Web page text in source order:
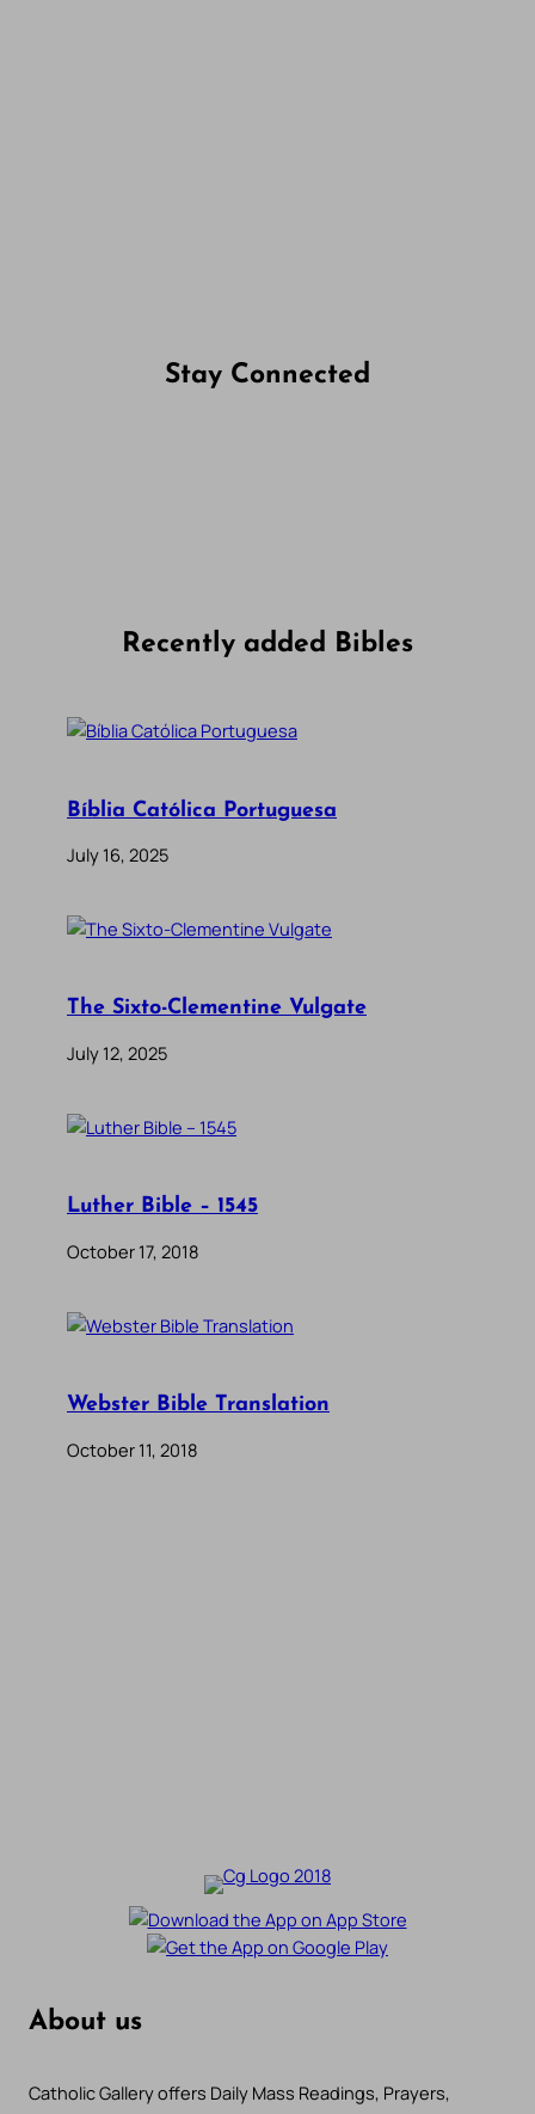
Stay Connected
Recently added Bibles
Bíblia Católica Portuguesa
July 16, 2025
The Sixto-Clementine Vulgate
July 12, 2025
Luther Bible – 1545
October 17, 2018
Webster Bible Translation
October 11, 2018
About us
Catholic Gallery offers Daily Mass Readings, Prayers,